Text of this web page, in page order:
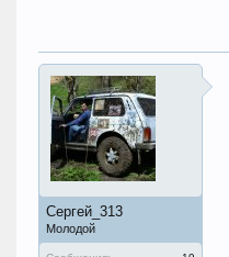
Сергей_313
Молодой